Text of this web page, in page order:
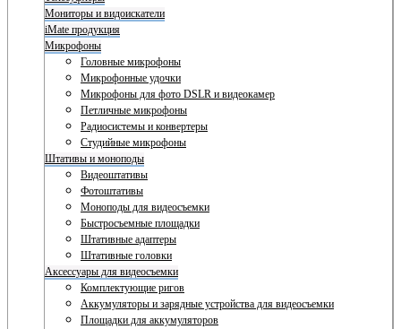
Мониторы и видоискатели
iMate продукция
Микрофоны
Головные микрофоны
Микрофонные удочки
Микрофоны для фото DSLR и видеокамер
Петличные микрофоны
Радиосистемы и конвертеры
Студийные микрофоны
Штативы и моноподы
Видеоштативы
Фотоштативы
Моноподы для видеосъемки
Быстросъемные площадки
Штативные адаптеры
Штативные головки
Аксессуары для видеосъемки
Комплектующие ригов
Аккумуляторы и зарядные устройства для видеосъемки
Площадки для аккумуляторов